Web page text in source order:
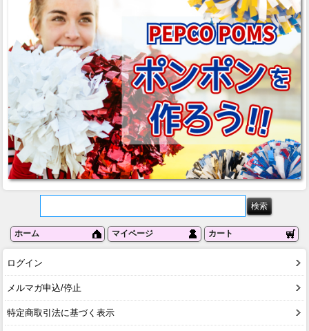
ホーム マイページ カート
ログイン
メルマガ申込/停止
特定商取引法に基づく表示